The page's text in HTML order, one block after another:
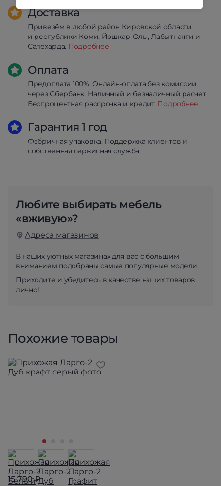
Доставка
Привезём в любой район Кировской области
и республики Коми, Йошкар-Олы, Лабытнанги и
Салехарда. Подробнее
Оплата
Предоплата 100%. Онлайн-оплата без комиссии
через Сбербанк. Наличный и безналичный расчет.
Беспроцентная рассрочка и кредит. Подробнее
Гарантия 1 год
Фабричная упаковка. Поддержка клиентов и
собственная сервисная служба.
Любите выбирать мебель
«вживую»?
Адреса магазинов
В наших уютных магазинах для вас с большим
вниманием подобраны самые популярные модели.
Приходите и убедитесь в качестве наших товаров
лично!
Похожие товары
15 790 ₽